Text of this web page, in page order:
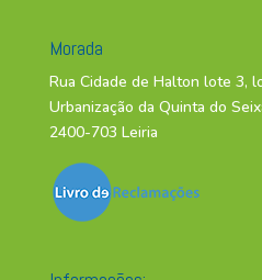
Morada
Rua Cidade de Halton lote 3,
Urbanização da Quinta do
2400-703 Leiria